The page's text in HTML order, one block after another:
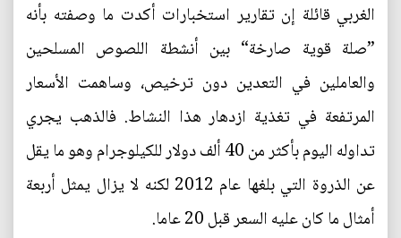
الغربي قائلة إن تقارير استخبارات أكدت ما وصفته بأنه
”صلة قوية صارخة“ بين أنشطة اللصوص المسلحين
والعاملين في التعدين دون ترخيص، وساهمت الأسعار
المرتفعة في تغذية ازدهار هذا النشاط. فالذهب يجري
تداوله اليوم بأكثر من 40 ألف دولار للكيلوجرام وهو ما يقل
عن الذروة التي بلغها عام 2012 لكنه لا يزال يمثل أربعة
أمثال ما كان عليه السعر قبل 20 عاما.